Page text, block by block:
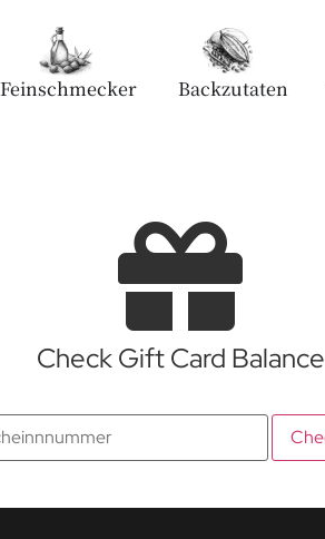
Feinschmecker Backzutaten
Check Gift Card Balance